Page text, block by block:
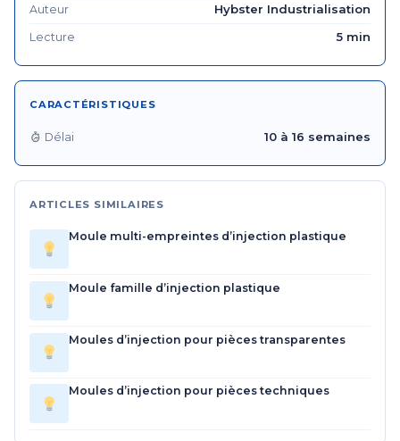
Auteur Hybster Industrialisation
Lecture 5 min
CARACTÉRISTIQUES
Délai 10 à 16 semaines
ARTICLES SIMILAIRES
Moule multi-empreintes d’injection plastique
Moule famille d’injection plastique
Moules d’injection pour pièces transparentes
Moules d’injection pour pièces techniques